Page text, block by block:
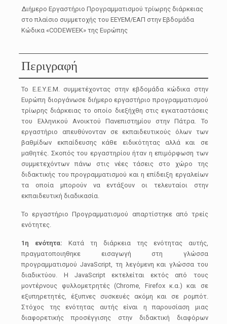
Διήμερο Εργαστήριο Προγραμματισμού τρίωρης διάρκειας
στο πλαίσιο συμμετοχής του ΕΕΥΕΜ/ΕΑΠ στην Εβδομάδα
Κώδικα «CODEWEEK» της Ευρώπης
Περιγραφή
Το Ε.Ε.Υ.Ε.Μ. συμμετέχοντας στην εβδομάδα κώδικα στην
Ευρώπη διοργάνωσε διήμερο εργαστήριο προγραμματισμού
τρίωρης διάρκειας το οποίο διεξήχθη στις εγκαταστάσεις
του Ελληνικού Ανοικτού Πανεπιστημίου στην Πάτρα. Το
εργαστήριο απευθύνονταν σε εκπαιδευτικούς όλων των
βαθμίδων εκπαίδευσης κάθε ειδικότητας αλλά και σε
μαθητές. Σκοπός του εργαστηρίου ήταν η επιμόρφωση των
συμμετεχόντων πάνω στις νέες τάσεις στο χώρο της
διδακτικής του προγραμματισμού και η επίδειξη εργαλείων
τα οποία μπορούν να εντάξουν οι τελευταίοι στην
εκπαιδευτική διαδικασία.
Το εργαστήριο Προγραμματισμού απαρτίστηκε από τρείς
ενότητες.
1η ενότητα: Κατά τη διάρκεια της ενότητας αυτής,
πραγματοποιηθηκε εισαγωγή στη γλώσσα
προγραμματισμού JavaScript, τη λεγόμενη και γλώσσα του
διαδικτύου. Η JavaScript εκτελείται εκτός από τους
μοντέρνους φυλλομετρητές (Chrome, Firefox κ.α.) και σε
εξυπηρετητές, έξυπνες συσκευές ακόμη και σε ρομπότ.
Στόχος της ενότητας αυτής είναι η παρουσίαση μιας
διαφορετικής προσέγγισης στην διδακτική διαφόρων